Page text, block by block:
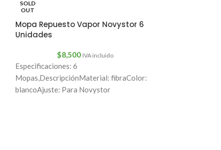
SOLD
OUT
Mopa Repuesto Vapor Novystor 6
Unidades
$8,500 IVA incluido
Especificaciones: 6
Mopas,DescripciónMaterial: fibraColor:
blancoAjuste: Para Novystor